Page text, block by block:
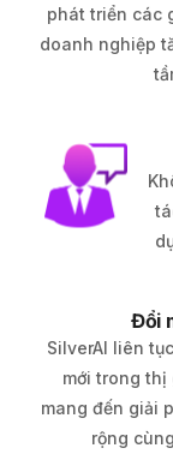
phát triển các
doanh nghiệp
Đổi
SilverAI liên
mới trong thị
mang đến giải
rộng